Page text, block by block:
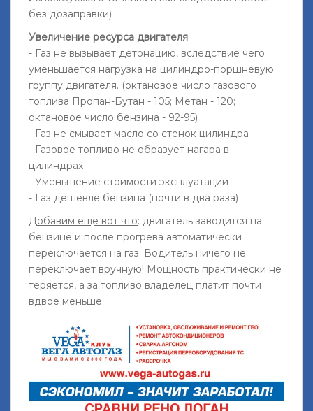
без дозаправки)
Увеличение ресурса двигателя
- Газ не вызывает детонацию, вследствие чего
уменьшается нагрузка на цилиндро-поршневую
группу двигателя. (октановое число газового
топлива Пропан-Бутан - 105; Метан - 120;
октановое число бензина - 92-95)
- Газ не смывает масло со стенок цилиндра
- Газовое топливо не образует нагара в
цилиндрах
- Уменьшение стоимости эксплуатации
- Газ дешевле бензина (почти в два раза)
Добавим ещё вот что: двигатель заводится на
бензине и после прогрева автоматически
переключается на газ. Водитель ничего не
переключает вручную! Мощность практически не
теряется, а за топливо владелец платит почти
вдвое меньше.